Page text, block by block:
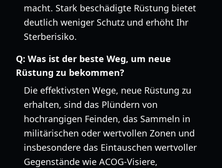
macht. Stark beschädigte Rüstung bietet
deutlich weniger Schutz und erhöht Ihr
Sterberisiko.
Q: Was ist der beste Weg, um neue
Rüstung zu bekommen?
Die effektivsten Wege, neue Rüstung zu
erhalten, sind das Plündern von
hochrangigen Feinden, das Sammeln in
militärischen oder wertvollen Zonen und
insbesondere das Eintauschen wertvoller
Gegenstände wie ACOG-Visiere,